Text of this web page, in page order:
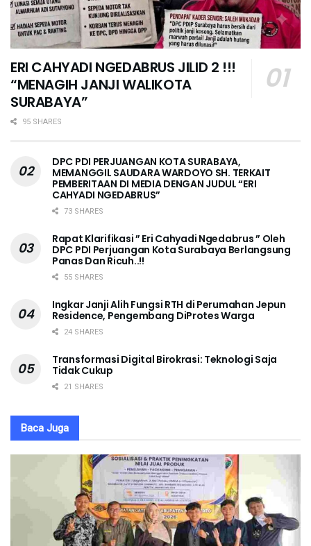
ERI CAHYADI NGEDABRUS JILID 2 !!!
“MENAGIH JANJI WALIKOTA
SURABAYA”
95 SHARES
DPC PDI PERJUANGAN KOTA SURABAYA,
MEMANGGIL SAUDARA WARDOYO SH. TERKAIT
PEMBERITAAN DI MEDIA DENGAN JUDUL “ERI
CAHYADI NGEDABRUS”
73 SHARES
Rapat Klarifikasi ” Eri Cahyadi Ngedabrus ” Oleh
DPC PDI Perjuangan Kota Surabaya Berlangsung
Panas Dan Ricuh..!!
55 SHARES
Ingkar Janji Alih Fungsi RTH di Perumahan Jepun
Residence, Pengembang DiProtes Warga
24 SHARES
Transformasi Digital Birokrasi: Teknologi Saja
Tidak Cukup
21 SHARES
Baca Juga